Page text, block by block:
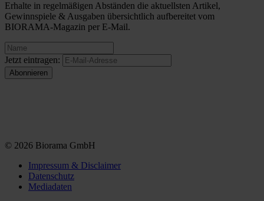
Erhalte in regelmäßigen Abständen die aktuellsten Artikel,
Gewinnspiele & Ausgaben übersichtlich aufbereitet vom
BIORAMA-Magazin per E-Mail.
Jetzt eintragen:
© 2026 Biorama GmbH
Impressum & Disclaimer
Datenschutz
Mediadaten